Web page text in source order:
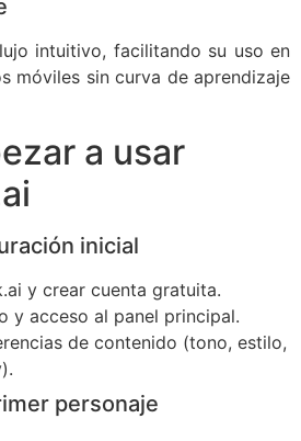
intuitivo, facilitando su uso en
móviles sin curva de aprendizaje
a usar
inicial
y crear cuenta gratuita.
y acceso al panel principal.
de contenido (tono, estilo,
personaje